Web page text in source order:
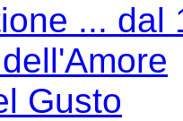
... dal
Gusto